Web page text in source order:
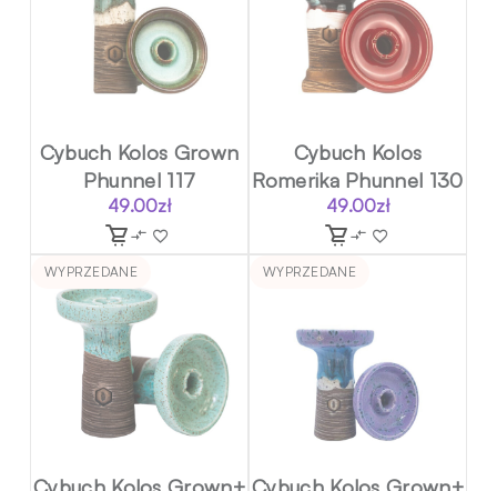
Cybuch Kolos Grown
Phunnel 117
49.00zł
Cybuch Kolos
Romerika Phunnel 130
49.00zł
WYPRZEDANE WYPRZEDANE